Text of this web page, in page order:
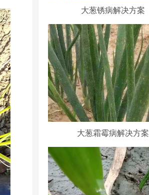
大葱锈病解决方案
大葱霜霉病解决方案